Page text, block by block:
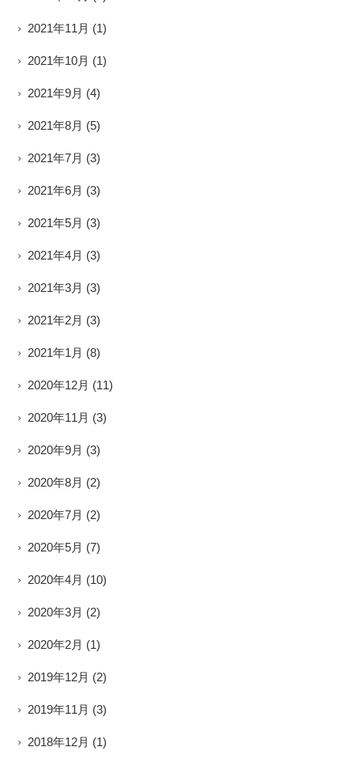
2021年11月 (1)
2021年10月 (1)
2021年9月 (4)
2021年8月 (5)
2021年7月 (3)
2021年6月 (3)
2021年5月 (3)
2021年4月 (3)
2021年3月 (3)
2021年2月 (3)
2021年1月 (8)
2020年12月 (11)
2020年11月 (3)
2020年9月 (3)
2020年8月 (2)
2020年7月 (2)
2020年5月 (7)
2020年4月 (10)
2020年3月 (2)
2020年2月 (1)
2019年12月 (2)
2019年11月 (3)
2018年12月 (1)